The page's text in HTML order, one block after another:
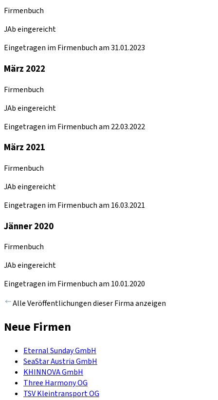
Firmenbuch
JAb eingereicht
Eingetragen im Firmenbuch am 31.01.2023
März 2022
Firmenbuch
JAb eingereicht
Eingetragen im Firmenbuch am 22.03.2022
März 2021
Firmenbuch
JAb eingereicht
Eingetragen im Firmenbuch am 16.03.2021
Jänner 2020
Firmenbuch
JAb eingereicht
Eingetragen im Firmenbuch am 10.01.2020
Alle Veröffentlichungen dieser Firma anzeigen
Neue Firmen
Eternal Sunday GmbH
SeaStar Austria GmbH
KHINNOVA GmbH
Three Harmony OG
TSV Kleintransport OG